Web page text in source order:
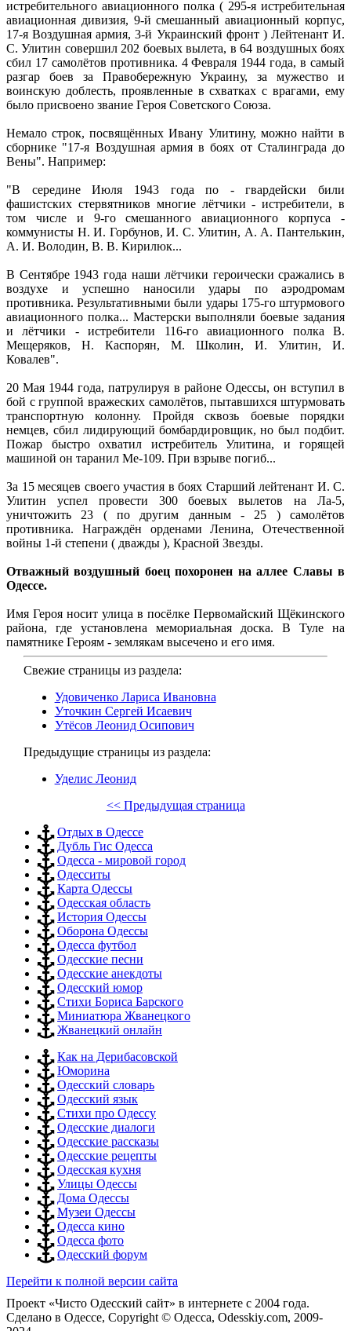
истребительного авиационного полка ( 295-я истребительная
авиационная дивизия, 9-й смешанный авиационный корпус,
17-я Воздушная армия, 3-й Украинский фронт ) Лейтенант И.
С. Улитин совершил 202 боевых вылета, в 64 воздушных боях
сбил 17 самолётов противника. 4 Февраля 1944 года, в самый
разгар боев за Правобережную Украину, за мужество и
воинскую доблесть, проявленные в схватках с врагами, ему
было присвоено звание Героя Советского Союза.
Немало строк, посвящённых Ивану Улитину, можно найти в
сборнике "17-я Воздушная армия в боях от Сталинграда до
Вены". Например:
"В середине Июля 1943 года по - гвардейски били
фашистских стервятников многие лётчики - истребители, в
том числе и 9-го смешанного авиационного корпуса -
коммунисты Н. И. Горбунов, И. С. Улитин, А. А. Пантелькин,
А. И. Володин, В. В. Кирилюк...
В Сентябре 1943 года наши лётчики героически сражались в
воздухе и успешно наносили удары по аэродромам
противника. Результативными были удары 175-го штурмового
авиационного полка... Мастерски выполняли боевые задания
и лётчики - истребители 116-го авиационного полка В.
Мещеряков, Н. Каспорян, М. Школин, И. Улитин, И.
Ковалев".
20 Мая 1944 года, патрулируя в районе Одессы, он вступил в
бой с группой вражеских самолётов, пытавшихся штурмовать
транспортную колонну. Пройдя сквозь боевые порядки
немцев, сбил лидирующий бомбардировщик, но был подбит.
Пожар быстро охватил истребитель Улитина, и горящей
машиной он таранил Ме-109. При взрыве погиб...
За 15 месяцев своего участия в боях Старший лейтенант И. С.
Улитин успел провести 300 боевых вылетов на Ла-5,
уничтожить 23 ( по другим данным - 25 ) самолётов
противника. Награждён орденами Ленина, Отечественной
войны 1-й степени ( дважды ), Красной Звезды.
Отважный воздушный боец похоронен на аллее Славы в
Одессе.
Имя Героя носит улица в посёлке Первомайский Щёкинского
района, где установлена мемориальная доска. В Туле на
памятнике Героям - землякам высечено и его имя.
Свежие страницы из раздела:
Удовиченко Лариса Ивановна
Уточкин Сергей Исаевич
Утёсов Леонид Осипович
Предыдущие страницы из раздела:
Уделис Леонид
<< Предыдущая страница
Отдых в Одессе
Дубль Гис Одесса
Одесса - мировой город
Одесситы
Карта Одессы
Одесская область
История Одессы
Оборона Одессы
Одесса футбол
Одесские песни
Одесские анекдоты
Одесский юмор
Стихи Бориса Барского
Миниатюра Жванецкого
Жванецкий онлайн
Как на Дерибасовской
Юморина
Одесский словарь
Одесский язык
Стихи про Одессу
Одесские диалоги
Одесские рассказы
Одесские рецепты
Одесская кухня
Улицы Одессы
Дома Одессы
Музеи Одессы
Одесса кино
Одесса фото
Одесский форум
Перейти к полной версии сайта
Проект «Чисто Одесский сайт» в интернете с 2004 года.
Сделано в Одессе, Copyright © Одесса, Odesskiy.com, 2009-